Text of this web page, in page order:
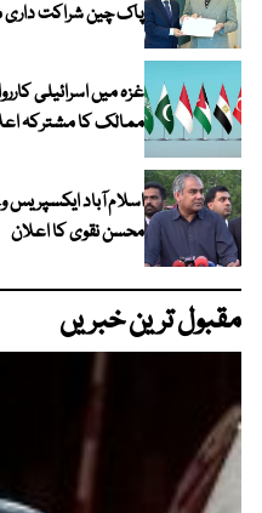
پاک چین شراکت داری
ممالک کا مشترکہ
اسلام آباد
محسن نقوی کا اعلان
مقبول ترین خبریں